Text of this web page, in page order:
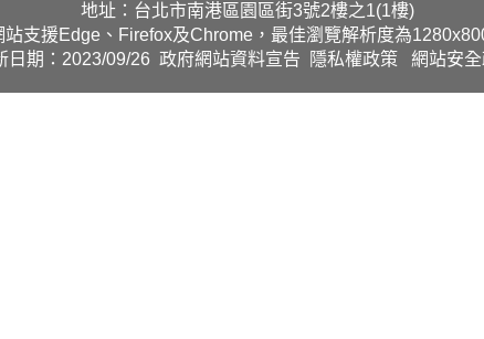
地址：台北市南港區園區街3號2樓之1(1樓)
站支援Edge、Firefox及Chrome，最佳瀏覽解析度為
日期：2023/09/26 政府網站資料宣告 隱私權政策 網站安